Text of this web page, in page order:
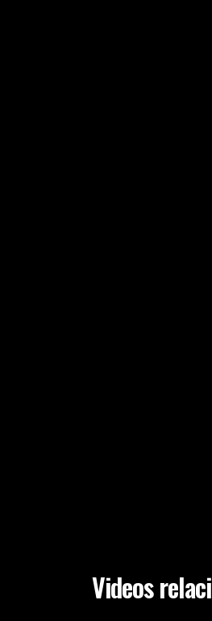
Videos